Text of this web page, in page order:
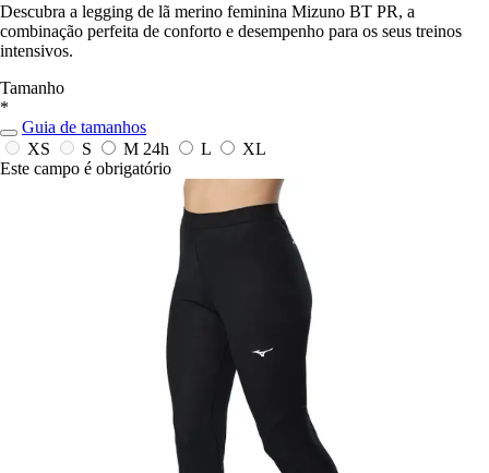
Descubra a legging de lã merino feminina Mizuno BT PR, a
combinação perfeita de conforto e desempenho para os seus treinos
intensivos.
Tamanho
*
Guia de tamanhos
XS
S M 24h L
XL
Este campo é obrigatório